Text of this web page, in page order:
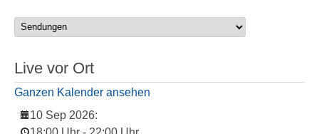
Live vor Ort
Ganzen Kalender ansehen
10 Sep 2026: